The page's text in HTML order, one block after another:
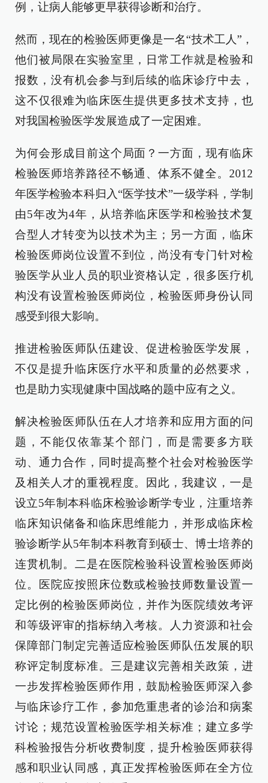
例，让病人能够更早获得诊断和治疗。
然而，现在的检验医师更像是一名“技术工人”，
他们被局限在实验室里，日常工作就是检验和
报数，没有机会参与到后续的临床诊疗中去，
这不仅很难为临床医生提供更多技术支持，也
对我国检验医学发展造成了一定困难。
为何会形成目前这个局面？一方面，现有临床
检验医师培养路径不畅通、体系不健全。2012
年医学检验本科归入“医学技术”一级学科，学制
由5年改为4年，从培养临床医学和检验技术复
合型人才转变为以技术为主；另一方面，临床
检验医师岗位设置不到位，尚没有专门针对检
验医学从业人员的职业资格认定，很多医疗机
构没有设置检验医师岗位，检验医师身份认同
感受到很大影响。
推进检验医师队伍建设、促进检验医学发展，
不仅是提升临床医疗水平和质量的必然要求，
也是助力实现健康中国战略的题中应有之义。
解决检验医师队伍在人才培养和应用方面的问
题，不能仅依靠某个部门，而是需要多方联
动、通力合作，同时提高整个社会对检验医学
及相关人才的重视程度。因此，我建议，一是
设立5年制本科临床检验诊断学专业，注重培养
临床知识储备和临床思维能力，并形成临床检
验诊断学从5年制本科教育到硕士、博士培养的
连贯机制。二是在医院检验科设置检验医师岗
位。医院应按照床位数或检验技师数量设置一
定比例的检验医师岗位，并作为医院绩效考评
和等级评审的指标纳入考核。人力资源和社会
保障部门制定完善适应检验医师队伍发展的职
称评定制度标准。三是建议完善相关政策，进
一步发挥检验医师作用，鼓励检验医师深入参
与临床诊疗工作，参加危重患者的诊治和病案
讨论；规范设置检验医学相关标准；建立多学
科检验报告分析收费制度，提升检验医师获得
感和职业认同感，真正发挥检验医师在全方位